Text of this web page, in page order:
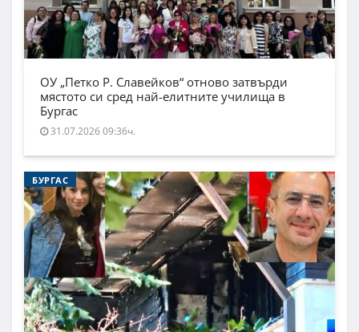
ОУ „Петко Р. Славейков“ отново затвърди
мястото си сред най-елитните училища в
Бургас
31.07.2026 09:36ч.
БУРГАС